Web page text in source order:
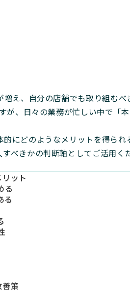
え、自分の店舗でも取り組む
、日々の業務が忙しい中で「
にどのようなメリットを得ら
べきかの判断軸としてご活用く
ット
る
る
策